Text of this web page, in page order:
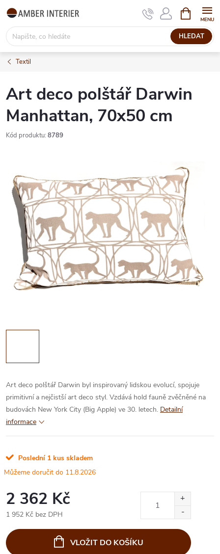
Přejít
obsah
HLEDAT
NÁKUPNÍ
KOŠÍK
Textil
Art deco polštář Darwin
Manhattan, 70x50 cm
Kód produktu: 8789
Art deco polštář Darwin byl inspirovaný lidskou evolucí, spojuje
primitivní a nejčistší art deco styl. Vzdává hold fauně zvěčněné na
budovách New York City (Big Apple) ve 30. letech. Detailní
informace
Poslední 1 kus skladem
11.8.2026
2 362 Kč
1 952 Kč bez DPH
cena:
VLOŽIT DO KOŠÍKU